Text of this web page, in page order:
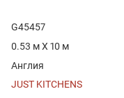
G45457
0.53 м X 10 м
Англия
JUST KITCHENS